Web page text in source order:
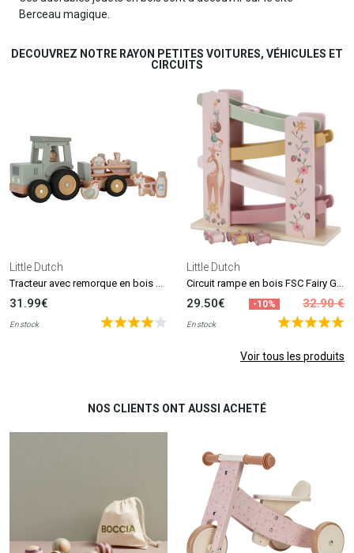
Berceau magique.
DECOUVREZ NOTRE RAYON PETITES VOITURES, VÉHICULES ET
CIRCUITS
Little Dutch
31.99€
En stock
Little Dutch
29.50€ -10% 32.90 €
En stock
Voir tous les produits
NOS CLIENTS ONT AUSSI ACHETÉ